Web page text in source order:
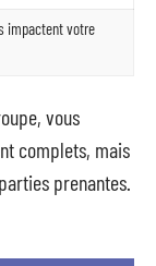
impactent votre
vous
complets, mais
prenantes.